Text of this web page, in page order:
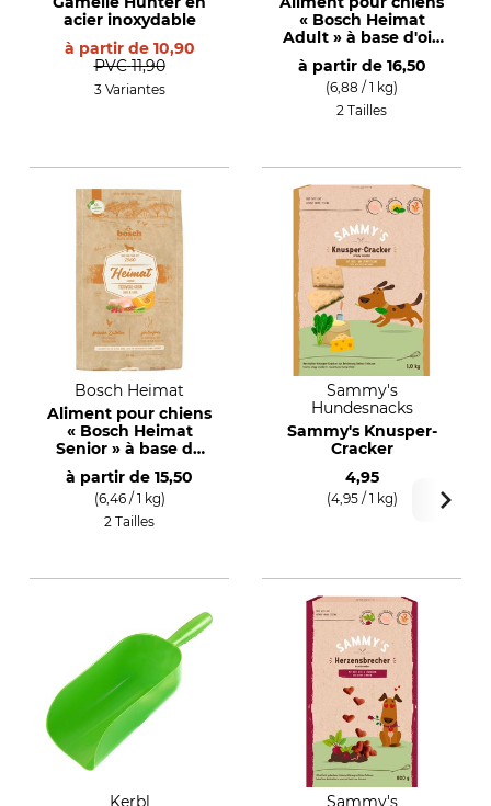
acier inoxydable
à partir de 10,90
PVC 11,90
3 Variantes
« Bosch Heimat
Adult » à base d'oie
élevée en plein air
à partir de 16,50
(6,88 / 1 kg)
2 Tailles
Bosch Heimat
Aliment pour chiens
« Bosch Heimat
Senior » à base de
poulet avec label
allemand Tierwohl
à partir de 15,50
(6,46 / 1 kg)
2 Tailles
Sammy's
Hundesnacks
Sammy's Knusper-
Cracker
4,95
(4,95 / 1 kg)
Kerbl Sammy's